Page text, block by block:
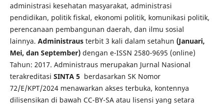
administrasi kesehatan masyarakat, administrasi
pendidikan, politik fiskal, ekonomi politik, komunikasi politik,
perencanaan pembangunan daerah, dan ilmu sosial
lainnya. Administrausterbit 3 kali dalam setahun (Januari,
Mei, dan September)dengan e-ISSN 2580-9695 (online)
Tahun: 2017. Administraus merupakan Jurnal Nasional
terakreditasi SINTA 5 berdasarkan SK Nomor
72/E/KPT/2024 menawarkan akses terbuka, kontennya
dilisensikan di bawah CC-BY-SA atau lisensi yang setara